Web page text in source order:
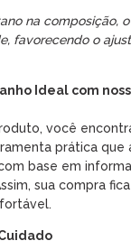
na composição,
favorecendo o
Ideal com
você
prática que
base em
sua compra